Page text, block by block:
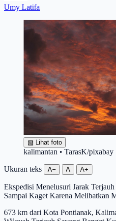
Umy Latifa
▧ Lihat foto
kalimantan • TarasK/pixabay
Ukuran teks A− A A+
Ekspedisi Menelusuri Jarak
Sampai Kaget Karena Melibatkan
673 km dari Kota Pontianak,